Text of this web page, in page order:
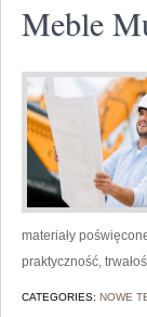
Meble
materiały
praktyczność,
CATEGORIES: NOWE